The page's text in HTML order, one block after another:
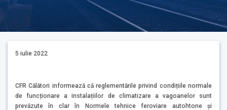
5 iulie 2022
CFR Călători informează că reglementările privind condițiile normale
de funcționare a instalațiilor de climatizare a vagoanelor sunt
prevăzute în clar în Normele tehnice feroviare autohtone și